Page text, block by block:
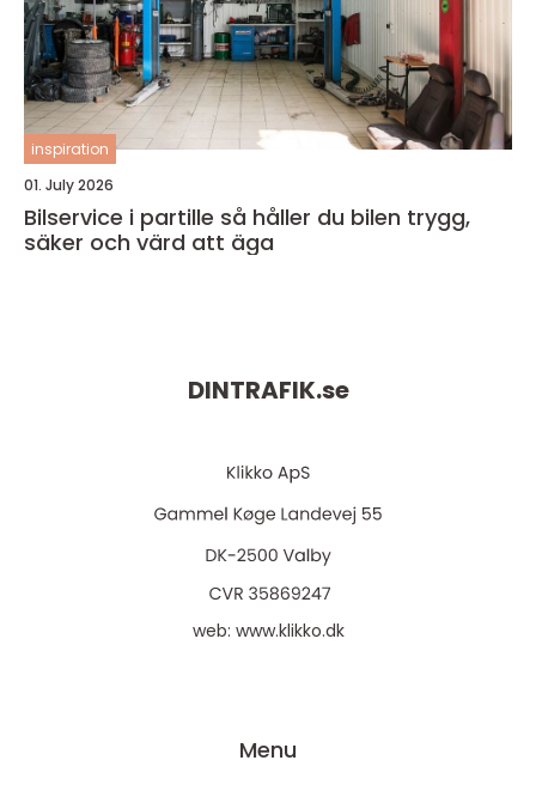
inspiration
01. July 2026
Bilservice i partille så håller du bilen trygg,
säker och värd att äga
DINTRAFIK.se
web: www.klikko.dk
Menu